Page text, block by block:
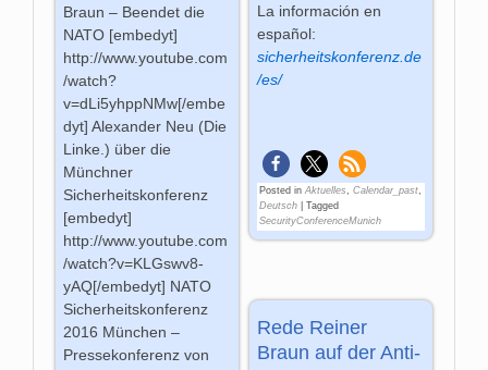
La información en
español:
sicherheitskonferenz.de
/es/
Posted in Aktuelles Calendar_past,
Deutsch| Tagged
SecurityConferenceMunich
Braun – Beendet die
NATO [embedyt]
http://www.youtube.com
/watch?
v=dLi5yhppNMw[/embe
dyt] Alexander Neu (Die
Linke.) über die
Münchner
Sicherheitskonferenz
[embedyt]
http://www.youtube.com
/watch?v=KLGswv8-
yAQ[/embedyt] NATO
Sicherheitskonferenz
2016 München –
Pressekonferenz von
Rede Reiner
Braun auf der Anti-